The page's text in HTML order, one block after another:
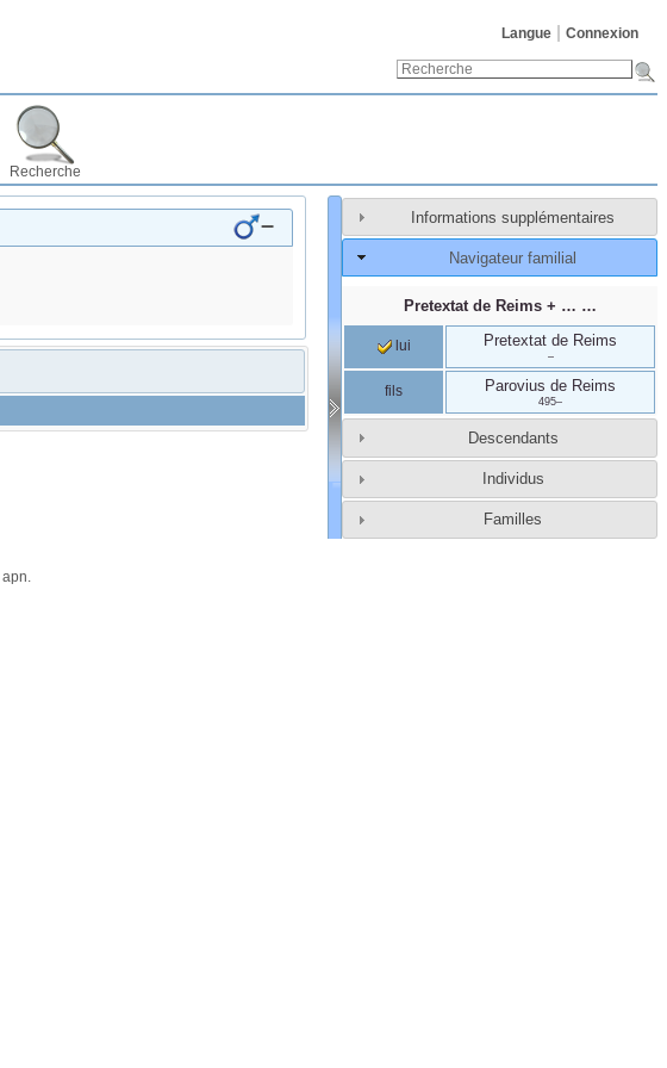
Langue Connexion
Recherche
– Informations supplémentaires
Navigateur familial
Pretextat de Reims+ … …
lui Pretextat de Reims
–
fils Parovius de Reims
495–
Descendants
Individus
Familles
apn.